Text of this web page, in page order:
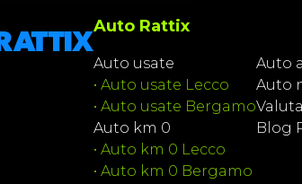
Auto Rattix
Auto usate
• Auto usate Lecco
• Auto usate Bergamo
Auto km 0
• Auto km 0 Lecco
• Auto km 0 Bergamo
Auto
Auto
Blog